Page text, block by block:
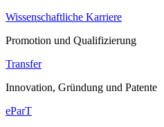
Wissenschaftliche Karriere
Promotion und Qualifizierung
Transfer
Innovation, Gründung und Patente
eParT